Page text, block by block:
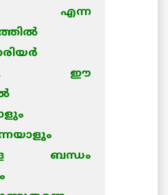
എന്ന
ഈ
ബന്ധം